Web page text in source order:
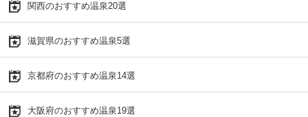
関西のおすすめ温泉20選
滋賀県のおすすめ温泉5選
京都府のおすすめ温泉14選
大阪府のおすすめ温泉19選